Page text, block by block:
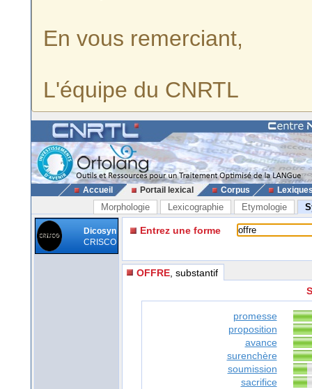
En vous remerciant,
L'équipe du CNRTL
Accueil Portail lexical Corpus
Morphologie Lexicographie Etymologie
Dicosyn
CRISCO
Entrez une forme
OFFRE , substantif
promesse
proposition
avance
surenchère
soumission
sacrifice